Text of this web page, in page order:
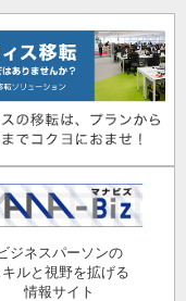
ジネスパーソンの
キルと視野を拡げる
情報サイト